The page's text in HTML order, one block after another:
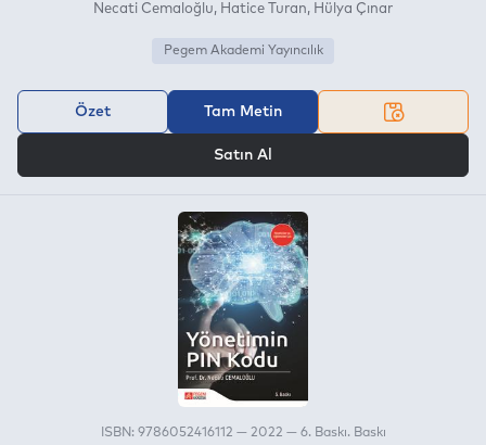
Necati Cemaloğlu Hatice Turan Hülya Çınar
Pegem Akademi Yayıncılık
Özet Tam Metin
Satın Al
ISBN: 9786052416112 — 2022 — 6. Baskı. Baskı